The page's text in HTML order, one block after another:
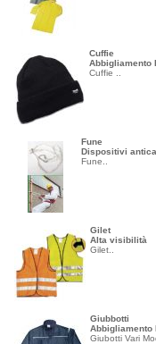
Cuffie
Abbigliamento
Cuffie ..
Fune
Dispositivi
Fune..
Gilet
Alta visibilità
Gilet..
Giubbotti
Abbigliamento
Giubotti Vari